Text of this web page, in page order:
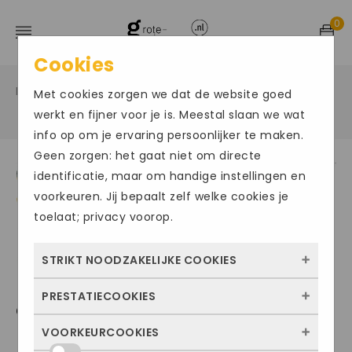
0
Home / Grote maten herenschoenen / Veter sportief
GOLA007
Cookies
Met cookies zorgen we dat de website goed
werkt en fijner voor je is. Meestal slaan we wat
info op om je ervaring persoonlijker te maken.
Geen zorgen: het gaat niet om directe
identificatie, maar om handige instellingen en
voorkeuren. Jij bepaalt zelf welke cookies je
toelaat; privacy voorop.
STRIKT NOODZAKELIJKE COOKIES
Deze cookies zorgen ervoor dat de website
kunnen niet worden uitgezet. Meestal
PRESTATIECOOKIES
Met deze cookies zien we hoe vaak onze
VOORKEURCOOKIES